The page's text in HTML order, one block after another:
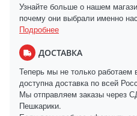
Узнайте больше о нашем
почему они выбрали именно
Подробнее
ДОСТАВКА
Теперь мы не только
доступна доставка по всей
Мы отправляем заказы через
Пешкарики.